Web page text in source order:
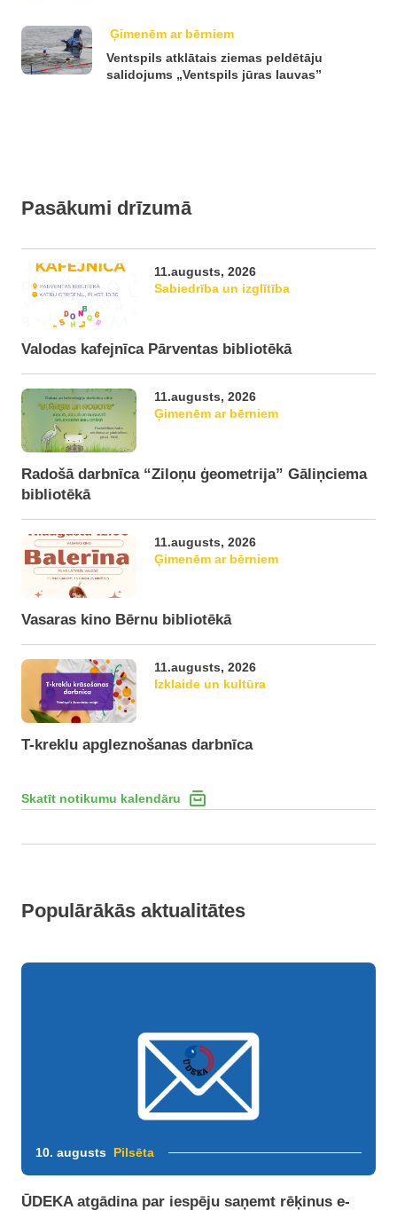
Ģimenēm ar bērniem
Ventspils atklātais ziemas peldētāju
salidojums „Ventspils jūras lauvas”
Pasākumi drīzumā
11.augusts, 2026
Sabiedrība un izglītība
Valodas kafejnīca Pārventas bibliotēkā
11.augusts, 2026
Ģimenēm ar bērniem
Radošā darbnīca “Ziloņu ģeometrija” Gāliņciema
bibliotēkā
11.augusts, 2026
Ģimenēm ar bērniem
Vasaras kino Bērnu bibliotēkā
11.augusts, 2026
Izklaide un kultūra
T-kreklu apgleznošanas darbnīca
Skatīt notikumu kalendāru
Populārākās aktualitātes
10. augusts Pilsēta
ŪDEKA atgādina par iespēju saņemt rēķinus e-